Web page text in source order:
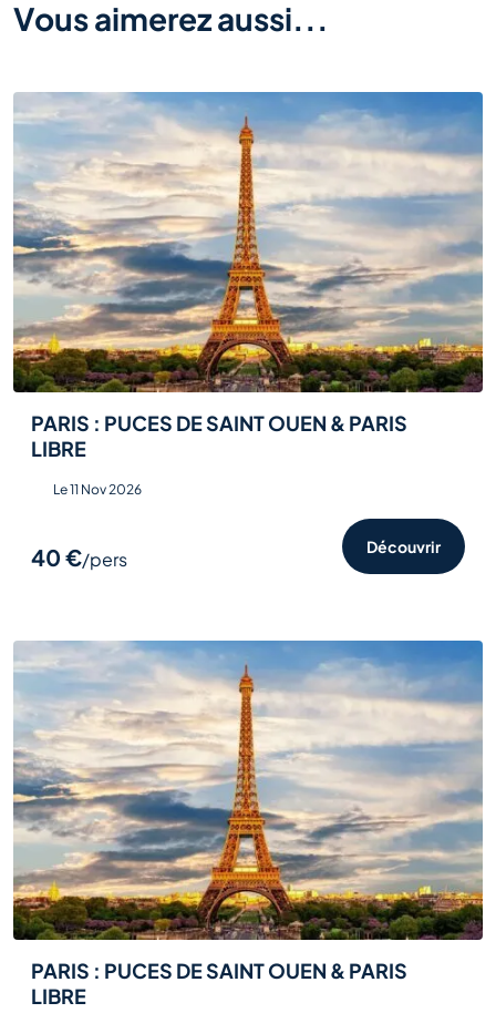
Vous aimerez aussi...
PARIS : PUCES DE SAINT OUEN & PARIS
LIBRE
Le 11 Nov 2026
40 €/pers
Découvrir
PARIS : PUCES DE SAINT OUEN & PARIS
LIBRE